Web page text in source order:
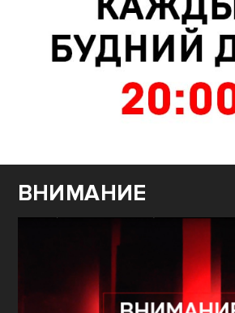
ВНИМАНИЕ